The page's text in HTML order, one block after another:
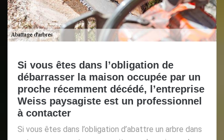
Si vous êtes dans l’obligation de
débarrasser la maison occupée par un
proche récemment décédé, l’entreprise
Weiss paysagiste est un professionnel
à contacter
Si vous êtes dans l’obligation d’abattre un arbre dans